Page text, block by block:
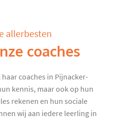
allerbesten
coaches
coaches in Pijnacker-
kennis, maar ook op hun
rekenen en hun sociale
wij aan iedere leerling in